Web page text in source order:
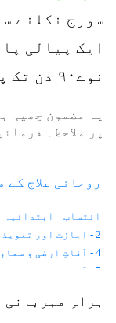
سورج نکلنے
ایک پیالی
نوے۹۰ دن تک پئیں۔
یہ مضمون چھپی
پر ملاحظہ
روحانی علاج کے
انتساب ابتدائیہ
2 - اجازت اور تعویذ کی زکوٰۃ
4 - آفاتِ ارضی و سماوی سے محفوظ رہنےکا طریقہ
5 - آنکھوں کے امراض
10 - آنکھ کا نا سُور
براہِ مہربانی